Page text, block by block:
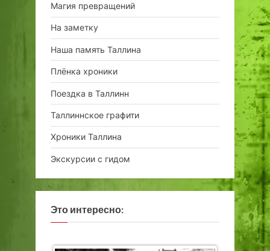
Магия превращений
На заметку
Наша память Таллина
Плёнка хроники
Поездка в Таллинн
Таллиннское графити
Хроники Таллина
Экскурсии с гидом
Это интересно: